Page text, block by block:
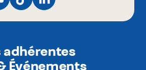
adhérentes
Événements